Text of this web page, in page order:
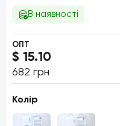
В наявності
ОПТ
$ 15.10
682 грн
Колір